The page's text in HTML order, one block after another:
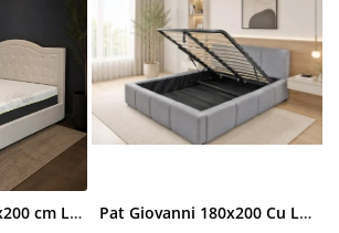
Pat Terasino 160x200 cm Lada Depozitare Tapitat Stofa Bej Somiera Inclusa Pat Giovanni 180x200 Cu Lada De Depozitare Tapitat Catifea Gri Somiera Inclusa